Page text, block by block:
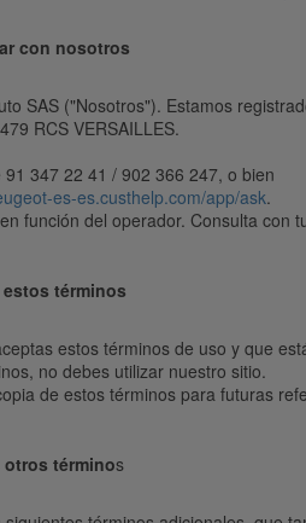
con nosotros
SAS ("Nosotros"). Estamos
RCS VERSAILLES.
91 347 22 41 / 902 366 247, o bien
es-es.custhelp.com/app/ask.
función del operador. Consulta con
términos
estos términos de uso y que
no debes utilizar nuestro sitio.
de estos términos para futuras
términos